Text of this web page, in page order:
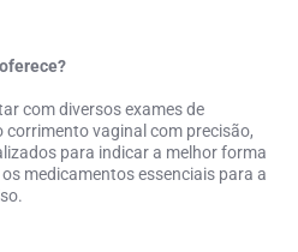
com diversos exames de
vaginal com precisão,
para indicar a melhor forma
medicamentos essenciais para a